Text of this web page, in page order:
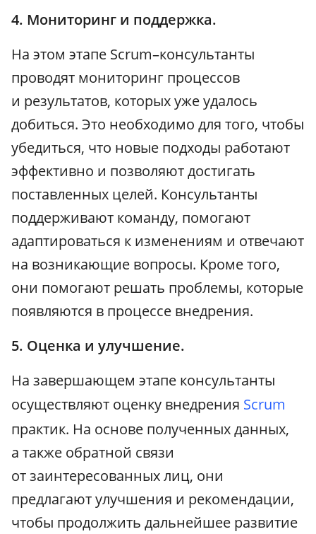
4. Мониторинг и поддержка.
На этом этапе Scrum–консультанты
проводят мониторинг процессов
и результатов, которых уже удалось
добиться. Это необходимо для того, чтобы
убедиться, что новые подходы работают
эффективно и позволяют достигать
поставленных целей. Консультанты
поддерживают команду, помогают
адаптироваться к изменениям и отвечают
на возникающие вопросы. Кроме того,
они помогают решать проблемы, которые
появляются в процессе внедрения.
5. Оценка и улучшение.
На завершающем этапе консультанты
осуществляют оценку внедрения Scrum
практик. На основе полученных данных,
а также обратной связи
от заинтересованных лиц, они
предлагают улучшения и рекомендации,
чтобы продолжить дальнейшее развитие